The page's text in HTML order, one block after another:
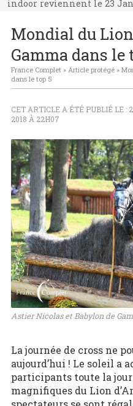
indoor reviennent le 23
indoor reviennent le 23
Mondial du
Gamma dans le
France Complet» Article protégé»
dans le top 5
CET ARTICLE A ÉTÉ PUBLIÉ LE :
2018 À 22H07
Astier Nicolas et Babylon de
La journée de cross ne
aujourd’hui ! Le soleil a
participants toute la
magnifiques du Lion